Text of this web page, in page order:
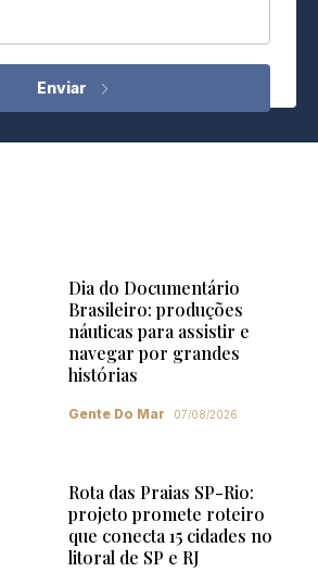
Dia do Documentário
Brasileiro: produções
náuticas para assistir e
navegar por grandes
histórias
Gente Do Mar 07/08/2026
Rota das Praias SP-Rio:
projeto promete roteiro
que conecta 15 cidades no
litoral de SP e RJ